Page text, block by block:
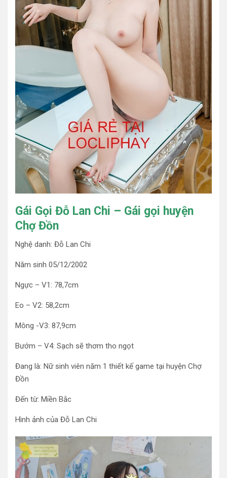
Gái Gọi Đỗ Lan Chi – Gái gọi huyện
Chợ Đồn
Nghệ danh: Đỗ Lan Chi
Năm sinh 05/12/2002
Ngực – V1: 78,7cm
Eo – V2: 58,2cm
Mông -V3: 87,9cm
Bướm – V4: Sạch sẽ thơm tho ngọt
Đang là: Nữ sinh viên năm 1 thiết kế game tại huyện Chợ
Đồn
Đến từ: Miền Bắc
Hình ảnh của Đỗ Lan Chi